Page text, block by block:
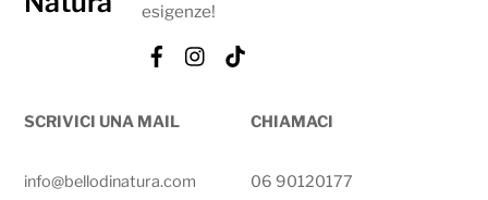
esigenze!
FacebookInstagram
SCRIVICI UNA MAIL
info@bellodinatura.com
CHIAMACI
06 90120177